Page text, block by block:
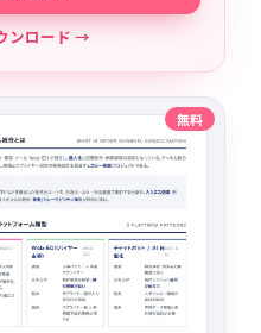
ンロード →
無料